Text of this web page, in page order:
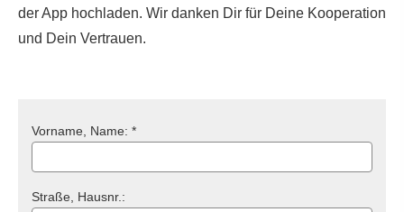
der App hochladen. Wir danken Dir für Deine Kooperation
und Dein Vertrauen.
Vorname, Name: *
Straße, Hausnr.: